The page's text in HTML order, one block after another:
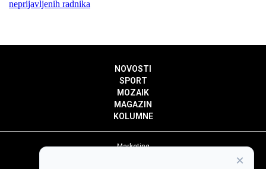
neprijavljenih radnika
NOVOSTI
SPORT
MOZAIK
MAGAZIN
KOLUMNE
Marketing
×